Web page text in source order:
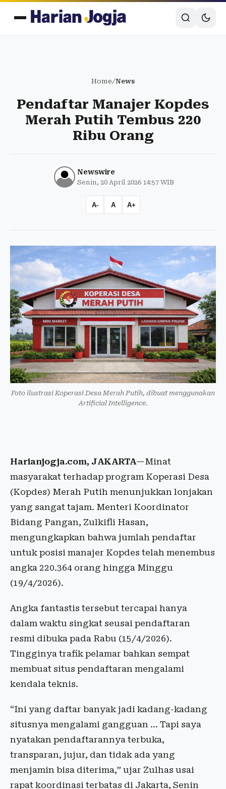
Home/News
Pendaftar Manajer Kopdes
Merah Putih Tembus 220
Ribu Orang
Newswire
Senin, 20 April 2026 14:57 WIB
A- A A+
Foto ilustrasi Koperasi Desa Merah Putih, dibuat menggunakan
Artificial Intelligence.
Harianjogja.com, JAKARTA—Minat
masyarakat terhadap program Koperasi Desa
(Kopdes) Merah Putih menunjukkan lonjakan
yang sangat tajam. Menteri Koordinator
Bidang Pangan, Zulkifli Hasan,
mengungkapkan bahwa jumlah pendaftar
untuk posisi manajer Kopdes telah menembus
angka 220.364 orang hingga Minggu
(19/4/2026).
Angka fantastis tersebut tercapai hanya
dalam waktu singkat seusai pendaftaran
resmi dibuka pada Rabu (15/4/2026).
Tingginya trafik pelamar bahkan sempat
membuat situs pendaftaran mengalami
kendala teknis.
“Ini yang daftar banyak jadi kadang-kadang
situsnya mengalami gangguan … Tapi saya
nyatakan pendaftarannya terbuka,
transparan, jujur, dan tidak ada yang
menjamin bisa diterima,” ujar Zulhas usai
rapat koordinasi terbatas di Jakarta, Senin